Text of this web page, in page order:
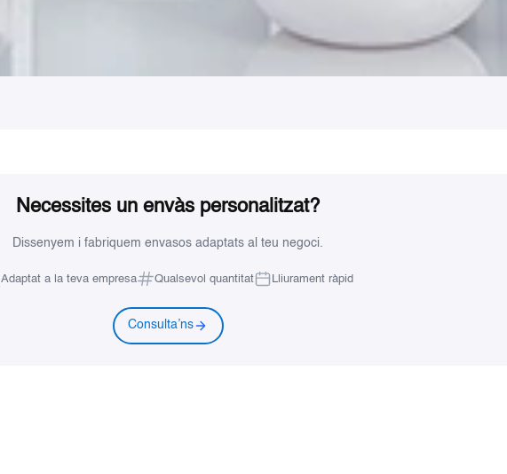
Necessites un envàs personalitzat?
Dissenyem i fabriquem envasos adaptats al teu negoci.
Adaptat a la teva empresa Qualsevol quantitat Lliurament ràpid
Consulta’ns